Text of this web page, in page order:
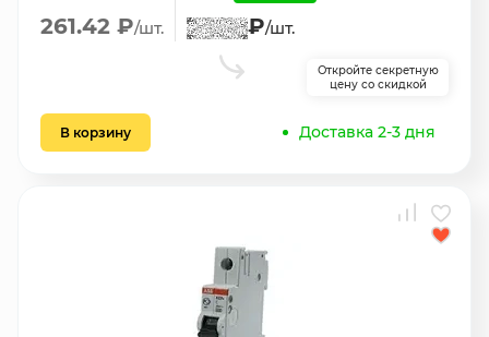
261.42 ₽/шт. ₽/шт.
Откройте секретную
цену со скидкой
В корзину Доставка 2-3 дня